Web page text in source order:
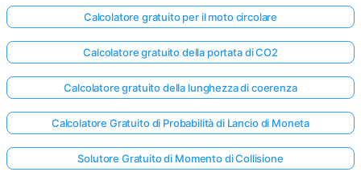
Calcolatore gratuito per il moto circolare
Calcolatore gratuito della portata di CO2
Calcolatore gratuito della lunghezza di coerenza
Calcolatore Gratuito di Probabilità di Lancio di Moneta
Solutore Gratuito di Momento di Collisione